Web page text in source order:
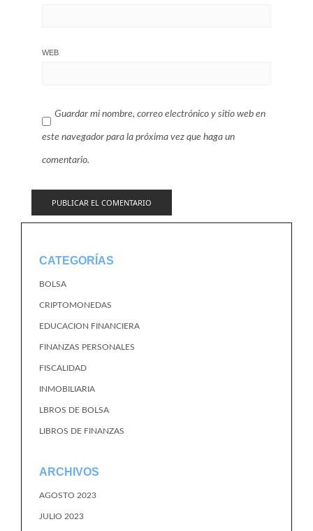
WEB
Guardar mi nombre, correo electrónico y sitio web en
este navegador para la próxima vez que haga un
comentario.
CATEGORÍAS
BOLSA
CRIPTOMONEDAS
EDUCACION FINANCIERA
FINANZAS PERSONALES
FISCALIDAD
INMOBILIARIA
LBROS DE BOLSA
LIBROS DE FINANZAS
ARCHIVOS
AGOSTO 2023
JULIO 2023